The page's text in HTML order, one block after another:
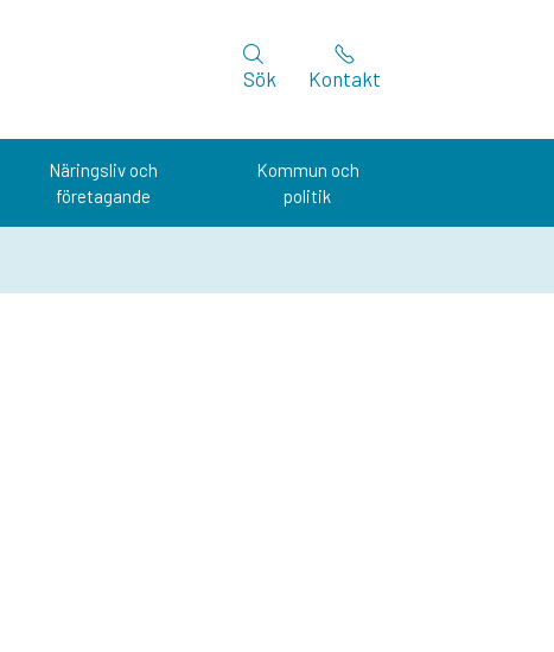
Sök
Kontakt
Näringsliv och
företagande
Kommun och
politik